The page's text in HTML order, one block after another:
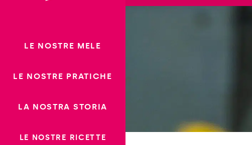
LE NOSTRE MELE
LE NOSTRE PRATICHE
LA NOSTRA STORIA
LE NOSTRE RICETTE